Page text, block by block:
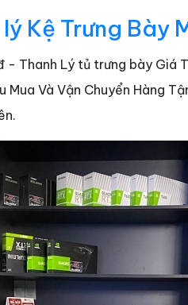
lý Kệ Trưng Bày
- Thanh Lý tủ trưng bày Giá
Mua Và Vận Chuyển Hàng